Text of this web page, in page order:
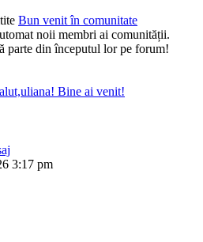
Bun venit în comunitate
noii membri ai comunității.
parte din începutul lor pe forum!
Bine ai venit!
3:17 pm